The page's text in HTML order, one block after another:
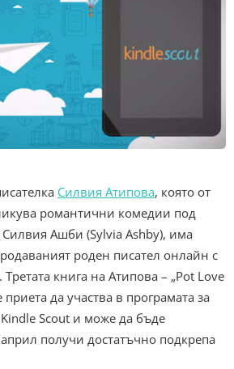
Силвия Атипова, която от
романтични комедии под
Силвия Ашби (Sylvia Ashby), има
роден писател онлайн с
книга на Атипова – „Pot Love
приета да участва в програмата за
Scout и може да бъде
получи достатъчно подкрепа